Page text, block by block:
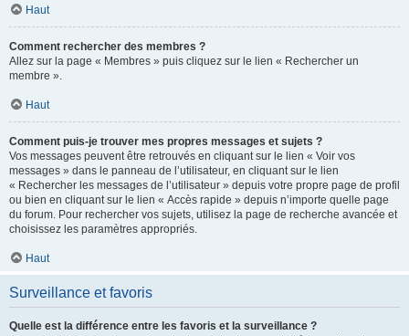
Haut
Comment rechercher des membres ?
Allez sur la page « Membres » puis cliquez sur le lien « Rechercher un
membre ».
Haut
Comment puis-je trouver mes propres messages et sujets ?
Vos messages peuvent être retrouvés en cliquant sur le lien « Voir vos
messages » dans le panneau de l’utilisateur, en cliquant sur le lien
« Rechercher les messages de l’utilisateur » depuis votre propre page de profil
ou bien en cliquant sur le lien « Accès rapide » depuis n’importe quelle page
du forum. Pour rechercher vos sujets, utilisez la page de recherche avancée et
choisissez les paramètres appropriés.
Haut
Surveillance et favoris
Quelle est la différence entre les favoris et la surveillance ?